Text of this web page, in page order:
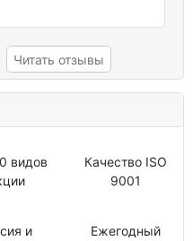
Читать отзывы
видов
Качество ISO
9001
и
Ежегодный